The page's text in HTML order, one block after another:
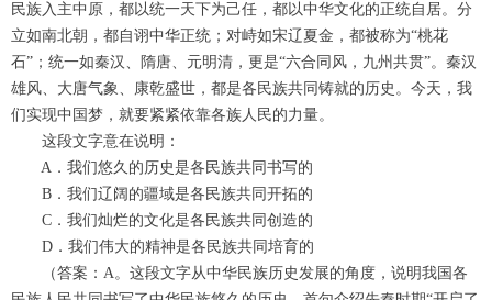
民族入主中原，都以统一天下为己任，都以中华文化的正统自居。分
立如南北朝，都自诩中华正统；对峙如宋辽夏金，都被称为“桃花
石”；统一如秦汉、隋唐、元明清，更是“六合同风，九州共贯”。秦汉
雄风、大唐气象、康乾盛世，都是各民族共同铸就的历史。今天，我
们实现中国梦，就要紧紧依靠各族人民的力量。
这段文字意在说明：
A．我们悠久的历史是各民族共同书写的
B．我们辽阔的疆域是各民族共同开拓的
C．我们灿烂的文化是各民族共同创造的
D．我们伟大的精神是各民族共同培育的
（答案：A。这段文字从中华民族历史发展的角度，说明我国各